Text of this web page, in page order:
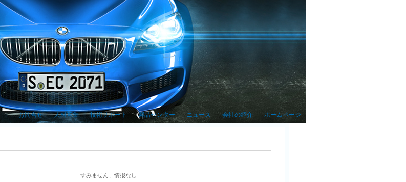
ホームページ
会社の紹介
ニュース
製品センター
技術サポート
人材募集
お問合せ
すみません、情报なし.